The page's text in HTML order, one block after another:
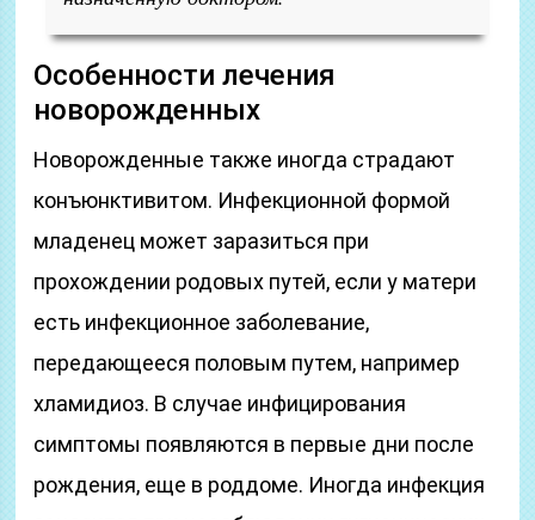
Особенности лечения
новорожденных
Новорожденные также иногда страдают
конъюнктивитом. Инфекционной формой
младенец может заразиться при
прохождении родовых путей, если у матери
есть инфекционное заболевание,
передающееся половым путем, например
хламидиоз. В случае инфицирования
симптомы появляются в первые дни после
рождения, еще в роддоме. Иногда инфекция